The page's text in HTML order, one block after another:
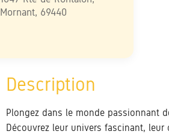
Mornant, 69440
Plongez dans le monde passionnant
Découvrez leur univers fascinant,